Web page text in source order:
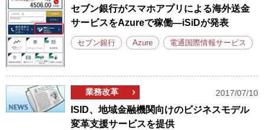
セブン銀行がスマホアプリによる海外送金
サービスをAzureで稼働―iSiDが発表
セブン銀行 Azure 電通国際情報サービス
業務改革 2017/07/10
ISID、地域金融機関向けのビジネスモデル
変革支援サービスを提供